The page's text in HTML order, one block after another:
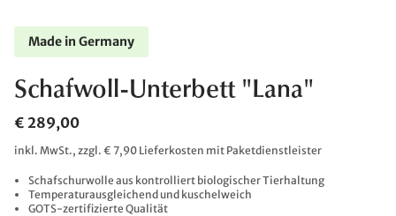
Made in Germany
Schafwoll-Unterbett "Lana"
€ 289,00
inkl. MwSt., zzgl. € 7,90 Lieferkosten mit Paketdienstleister
Schafschurwolle aus kontrolliert biologischer Tierhaltung
Temperaturausgleichend und kuschelweich
GOTS-zertifizierte Qualität